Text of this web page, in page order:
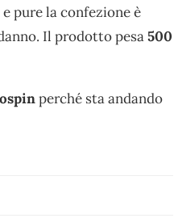
pure la confezione è
Il prodotto pesa500
perché sta andando